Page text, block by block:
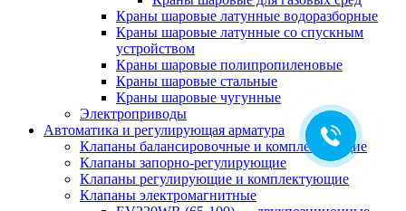
Краны шаровые латунные водоразборные
Краны шаровые латунные со спускным
устройством
Краны шаровые полипропиленовые
Краны шаровые стальные
Краны шаровые чугунные
Электроприводы
Автоматика и регулирующая арматура
Клапаны балансировочные и комплектующие
Клапаны запорно-регулирующие
Клапаны регулирующие и комплектующие
Клапаны электромагнитные